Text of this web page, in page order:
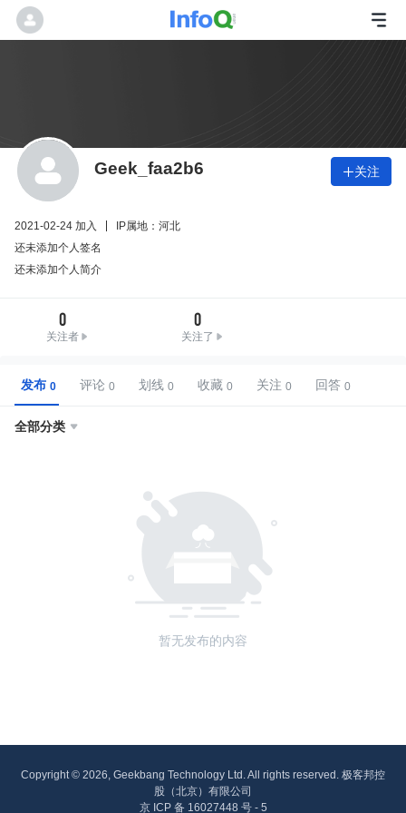
Geek_faa2b6 关注
2021-02-24 加入
IP属地：河北
还未添加个人签名
还未添加个人简介
0
关注者
0
关注了
发布 评论 划线 收藏 关注 回答
全部分类 
暂无发布的内容
Copyright © 2026, Geekbang Technology Ltd. All rights reserved. 极客邦控
股（北京）有限公司
京 ICP 备 16027448 号 - 5